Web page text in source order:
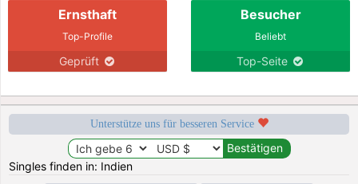
Ernsthaft
Top-Profile
Geprüft
Besucher
Beliebt
Top-Seite
Unterstütze uns für besseren Service
Singles finden in: Indien